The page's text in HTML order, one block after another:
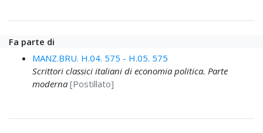
Fa parte di
MANZ.BRU. H.04. 575 - H.05. 575
Scrittori classici italiani di economia politica. Parte
moderna [Postillato]